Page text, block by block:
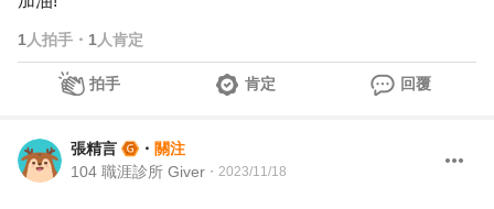
1 人拍手 ・ 1 人肯定
拍手 肯定 回覆
張精言 ・ 關注
104 職涯診所 Giver ・ 2023/11/18